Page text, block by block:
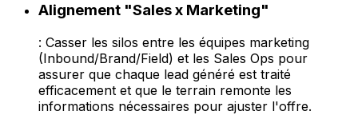
Alignement "Sales x Marketing"
: Casser les silos entre les équipes marketing
(Inbound/Brand/Field) et les Sales Ops pour
assurer que chaque lead généré est traité
efficacement et que le terrain remonte les
informations nécessaires pour ajuster l'offre.